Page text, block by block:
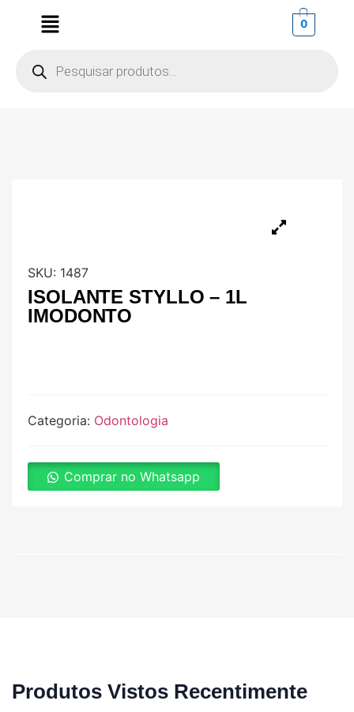
0
SKU: 1487
ISOLANTE STYLLO – 1L
IMODONTO
Categoria: Odontologia
Comprar no Whatsapp
Produtos Vistos Recentimente